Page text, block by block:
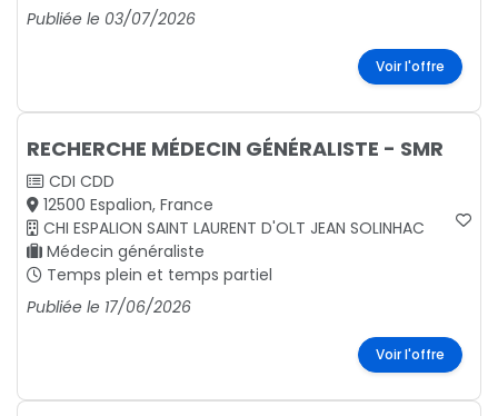
Publiée le 03/07/2026
Voir l'offre
RECHERCHE MÉDECIN GÉNÉRALISTE - SMR
CDI CDD
12500 Espalion, France
CHI ESPALION SAINT LAURENT D'OLT JEAN SOLINHAC
Médecin généraliste
Temps plein et temps partiel
Publiée le 17/06/2026
Voir l'offre